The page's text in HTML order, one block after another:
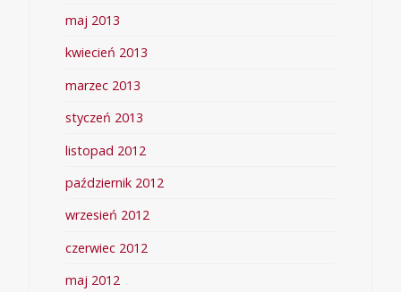
maj 2013
kwiecień 2013
marzec 2013
styczeń 2013
listopad 2012
październik 2012
wrzesień 2012
czerwiec 2012
maj 2012